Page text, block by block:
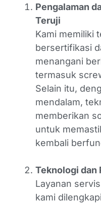
Pengalaman
Teruji
Kami memiliki
bersertifikasi
menangani
termasuk
Selain itu,
mendalam,
memberikan
untuk
kembali
Teknologi dan
Layanan
kami